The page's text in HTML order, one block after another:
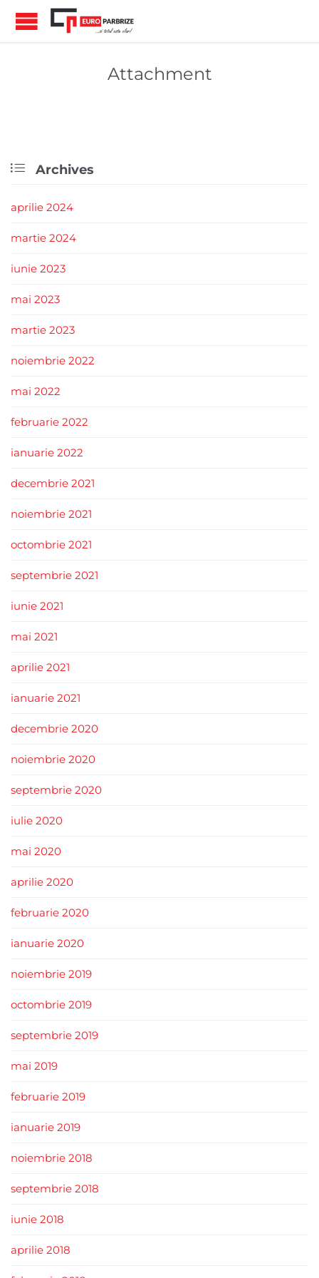
Attachment
 Archives
aprilie 2024
martie 2024
iunie 2023
mai 2023
martie 2023
noiembrie 2022
mai 2022
februarie 2022
ianuarie 2022
decembrie 2021
noiembrie 2021
octombrie 2021
septembrie 2021
iunie 2021
mai 2021
aprilie 2021
ianuarie 2021
decembrie 2020
noiembrie 2020
septembrie 2020
iulie 2020
mai 2020
aprilie 2020
februarie 2020
ianuarie 2020
noiembrie 2019
octombrie 2019
septembrie 2019
mai 2019
februarie 2019
ianuarie 2019
noiembrie 2018
septembrie 2018
iunie 2018
aprilie 2018